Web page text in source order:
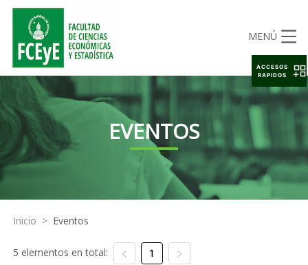
MENÚ
EVENTOS
Inicio > Eventos
5 elementos en total: 1
ACCESOS
RAPIDOS